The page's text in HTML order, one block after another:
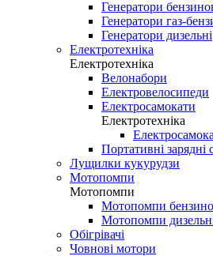
Генератори
Генератори газ-
Генератори дизельні
Електротехніка
Електротехніка
Велонабори
Електровелосипеди
Електросамокати
Електротехніка
Портативні зарядні
Лущилки кукурудзи
Мотопомпи
Мотопомпи
Мотопомпи
Мотопомпи
Обігрівачі
Човнові мотори